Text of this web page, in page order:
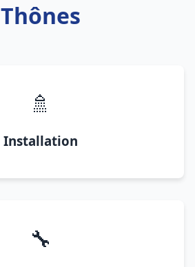
Thônes
🚿
Installation
🔧